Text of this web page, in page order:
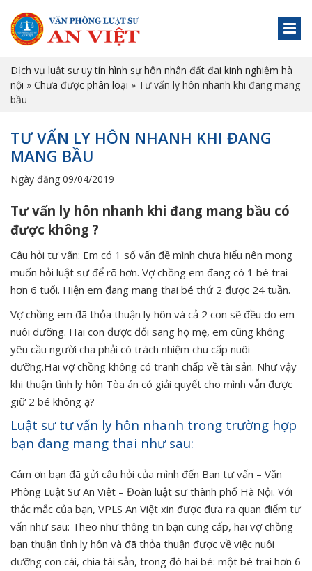
Dịch vụ luật sư uy tín hình sự hôn nhân đất đai kinh nghiệm hà
nội » Chưa được phân loại » Tư vấn ly hôn nhanh khi đang mang
bầu
TƯ VẤN LY HÔN NHANH KHI ĐANG
MANG BẦU
Ngày đăng 09/04/2019
Tư vấn ly hôn nhanh khi đang mang bầu có
được không ?
Câu hỏi tư vấn: Em có 1 số vấn đề mình chưa hiểu nên mong
muốn hỏi luật sư để rõ hơn. Vợ chồng em đang có 1 bé trai
hơn 6 tuổi. Hiện em đang mang thai bé thứ 2 được 24 tuần.
Vợ chồng em đã thỏa thuận ly hôn và cả 2 con sẽ đều do em
nuôi dưỡng. Hai con được đổi sang họ mẹ, em cũng không
yêu cầu người cha phải có trách nhiệm chu cấp nuôi
dưỡng.Hai vợ chồng không có tranh chấp về tài sản. Như vậy
khi thuận tình ly hôn Tòa án có giải quyết cho mình vẫn được
giữ 2 bé không ạ?
Luật sư tư vấn ly hôn nhanh trong trường hợp
bạn đang mang thai như sau:
Cám ơn bạn đã gửi câu hỏi của mình đến Ban tư vấn – Văn
Phòng Luật Sư An Việt – Đoàn luật sư thành phố Hà Nội. Với
thắc mắc của bạn, VPLS An Việt xin được đưa ra quan điểm tư
vấn như sau: Theo như thông tin bạn cung cấp, hai vợ chồng
bạn thuận tình ly hôn và đã thỏa thuận được về việc nuôi
dưỡng con cái, chia tài sản, trong đó hai bé: một bé trai hơn 6